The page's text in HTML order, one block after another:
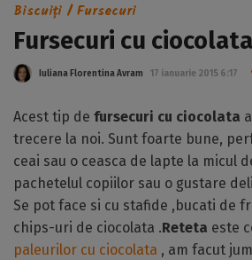
Biscuiți / Fursecuri
Fursecuri cu ciocolata
Iuliana Florentina Avram 17 ianuarie 2015 6:17
Acest tip de fursecuri cu ciocolata
trecere la noi. Sunt foarte bune,
ceai sau o ceasca de lapte la micul
pachetelul copiilor sau o gustare
Se pot face si cu stafide ,bucati de
chips-uri de ciocolata .Reteta este
paleurilor cu ciocolata , am facut